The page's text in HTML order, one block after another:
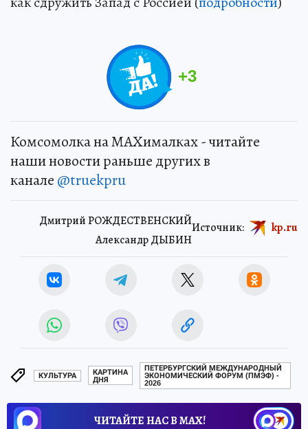
+3
Комсомолка на MAXималках - читайте
наши новости раньше других в
канале @truekpru
Дмитрий РОЖДЕСТВЕНСКИЙ
Александр ДЫБИН
Источник: kp.ru
КУЛЬТУРА
КАРТИНА
ДНЯ
ПЕТЕРБУРГСКИЙ МЕЖДУНАРОДНЫЙ
ЭКОНОМИЧЕСКИЙ ФОРУМ (ПМЭФ) -
2026
ЧИТАЙТЕ НАС В МАХ!